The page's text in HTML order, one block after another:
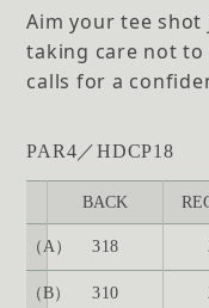
Aim your tee
taking care not
calls for a
PAR4／HDCP18
BACK
（A） 318
（B） 310